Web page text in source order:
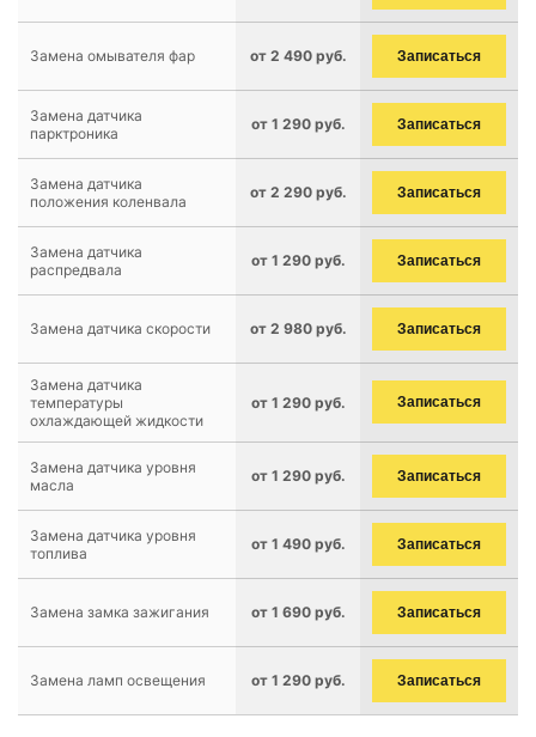
Замена омывателя фар от 2 490 руб. Записаться
Замена датчика
парктроника
от 1 290 руб. Записаться
Замена датчика
положения коленвала
от 2 290 руб. Записаться
Замена датчика
распредвала
от 1 290 руб. Записаться
Замена датчика скорости от 2 980 руб. Записаться
Замена датчика
температуры
охлаждающей жидкости
от 1 290 руб. Записаться
Замена датчика уровня
масла
от 1 290 руб. Записаться
Замена датчика уровня
топлива
от 1 490 руб. Записаться
Замена замка зажигания от 1 690 руб. Записаться
Замена ламп освещения от 1 290 руб. Записаться